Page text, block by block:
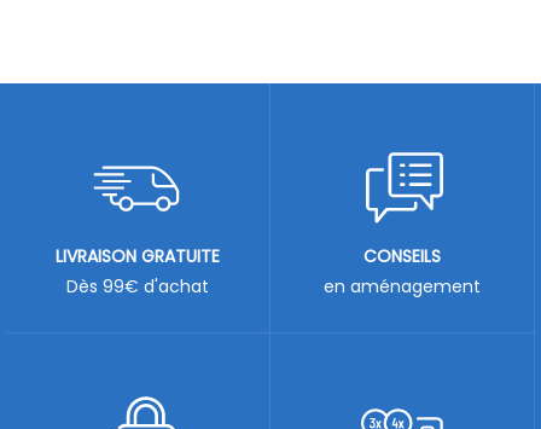
LIVRAISON GRATUITE
Dès 99€ d'achat
CONSEILS
en aménagement